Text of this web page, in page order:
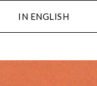
IN ENGLISH